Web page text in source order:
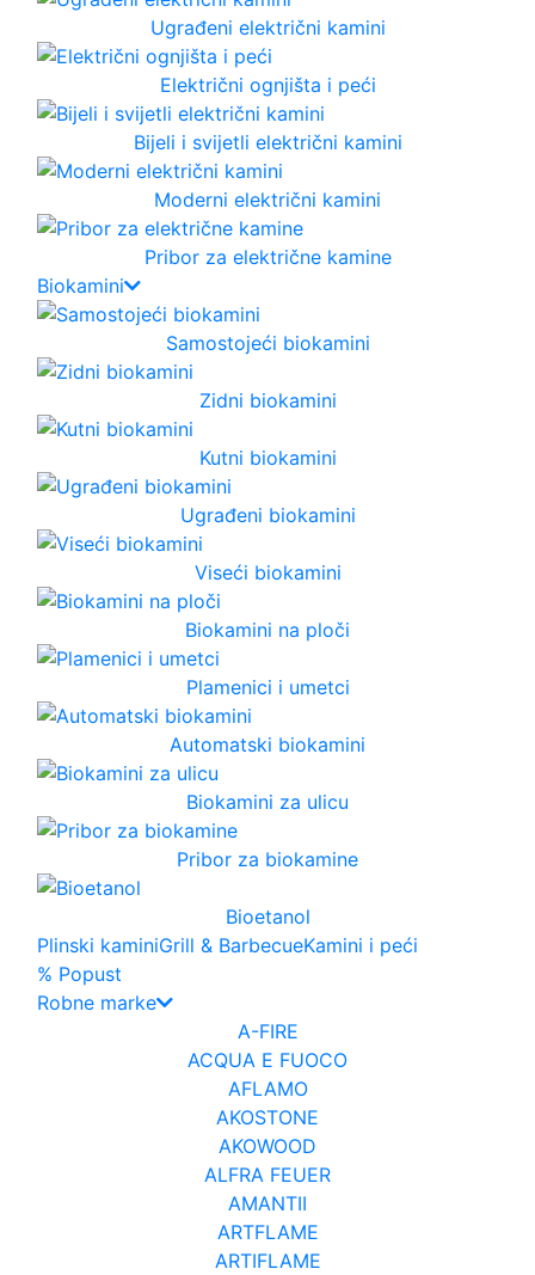
Ugrađeni električni kamini
Električni ognjišta i peći
Bijeli i svijetli električni kamini
Moderni električni kamini
Pribor za električne kamine
Biokamini
Samostojeći biokamini
Zidni biokamini
Kutni biokamini
Ugrađeni biokamini
Viseći biokamini
Biokamini na ploči
Plamenici i umetci
Automatski biokamini
Biokamini za ulicu
Pribor za biokamine
Bioetanol
Plinski kaminiGrill & BarbecueKamini i peći
% Popust
Robne marke
A-FIRE
ACQUA E FUOCO
AFLAMO
AKOSTONE
AKOWOOD
ALFRA FEUER
AMANTII
ARTFLAME
ARTIFLAME